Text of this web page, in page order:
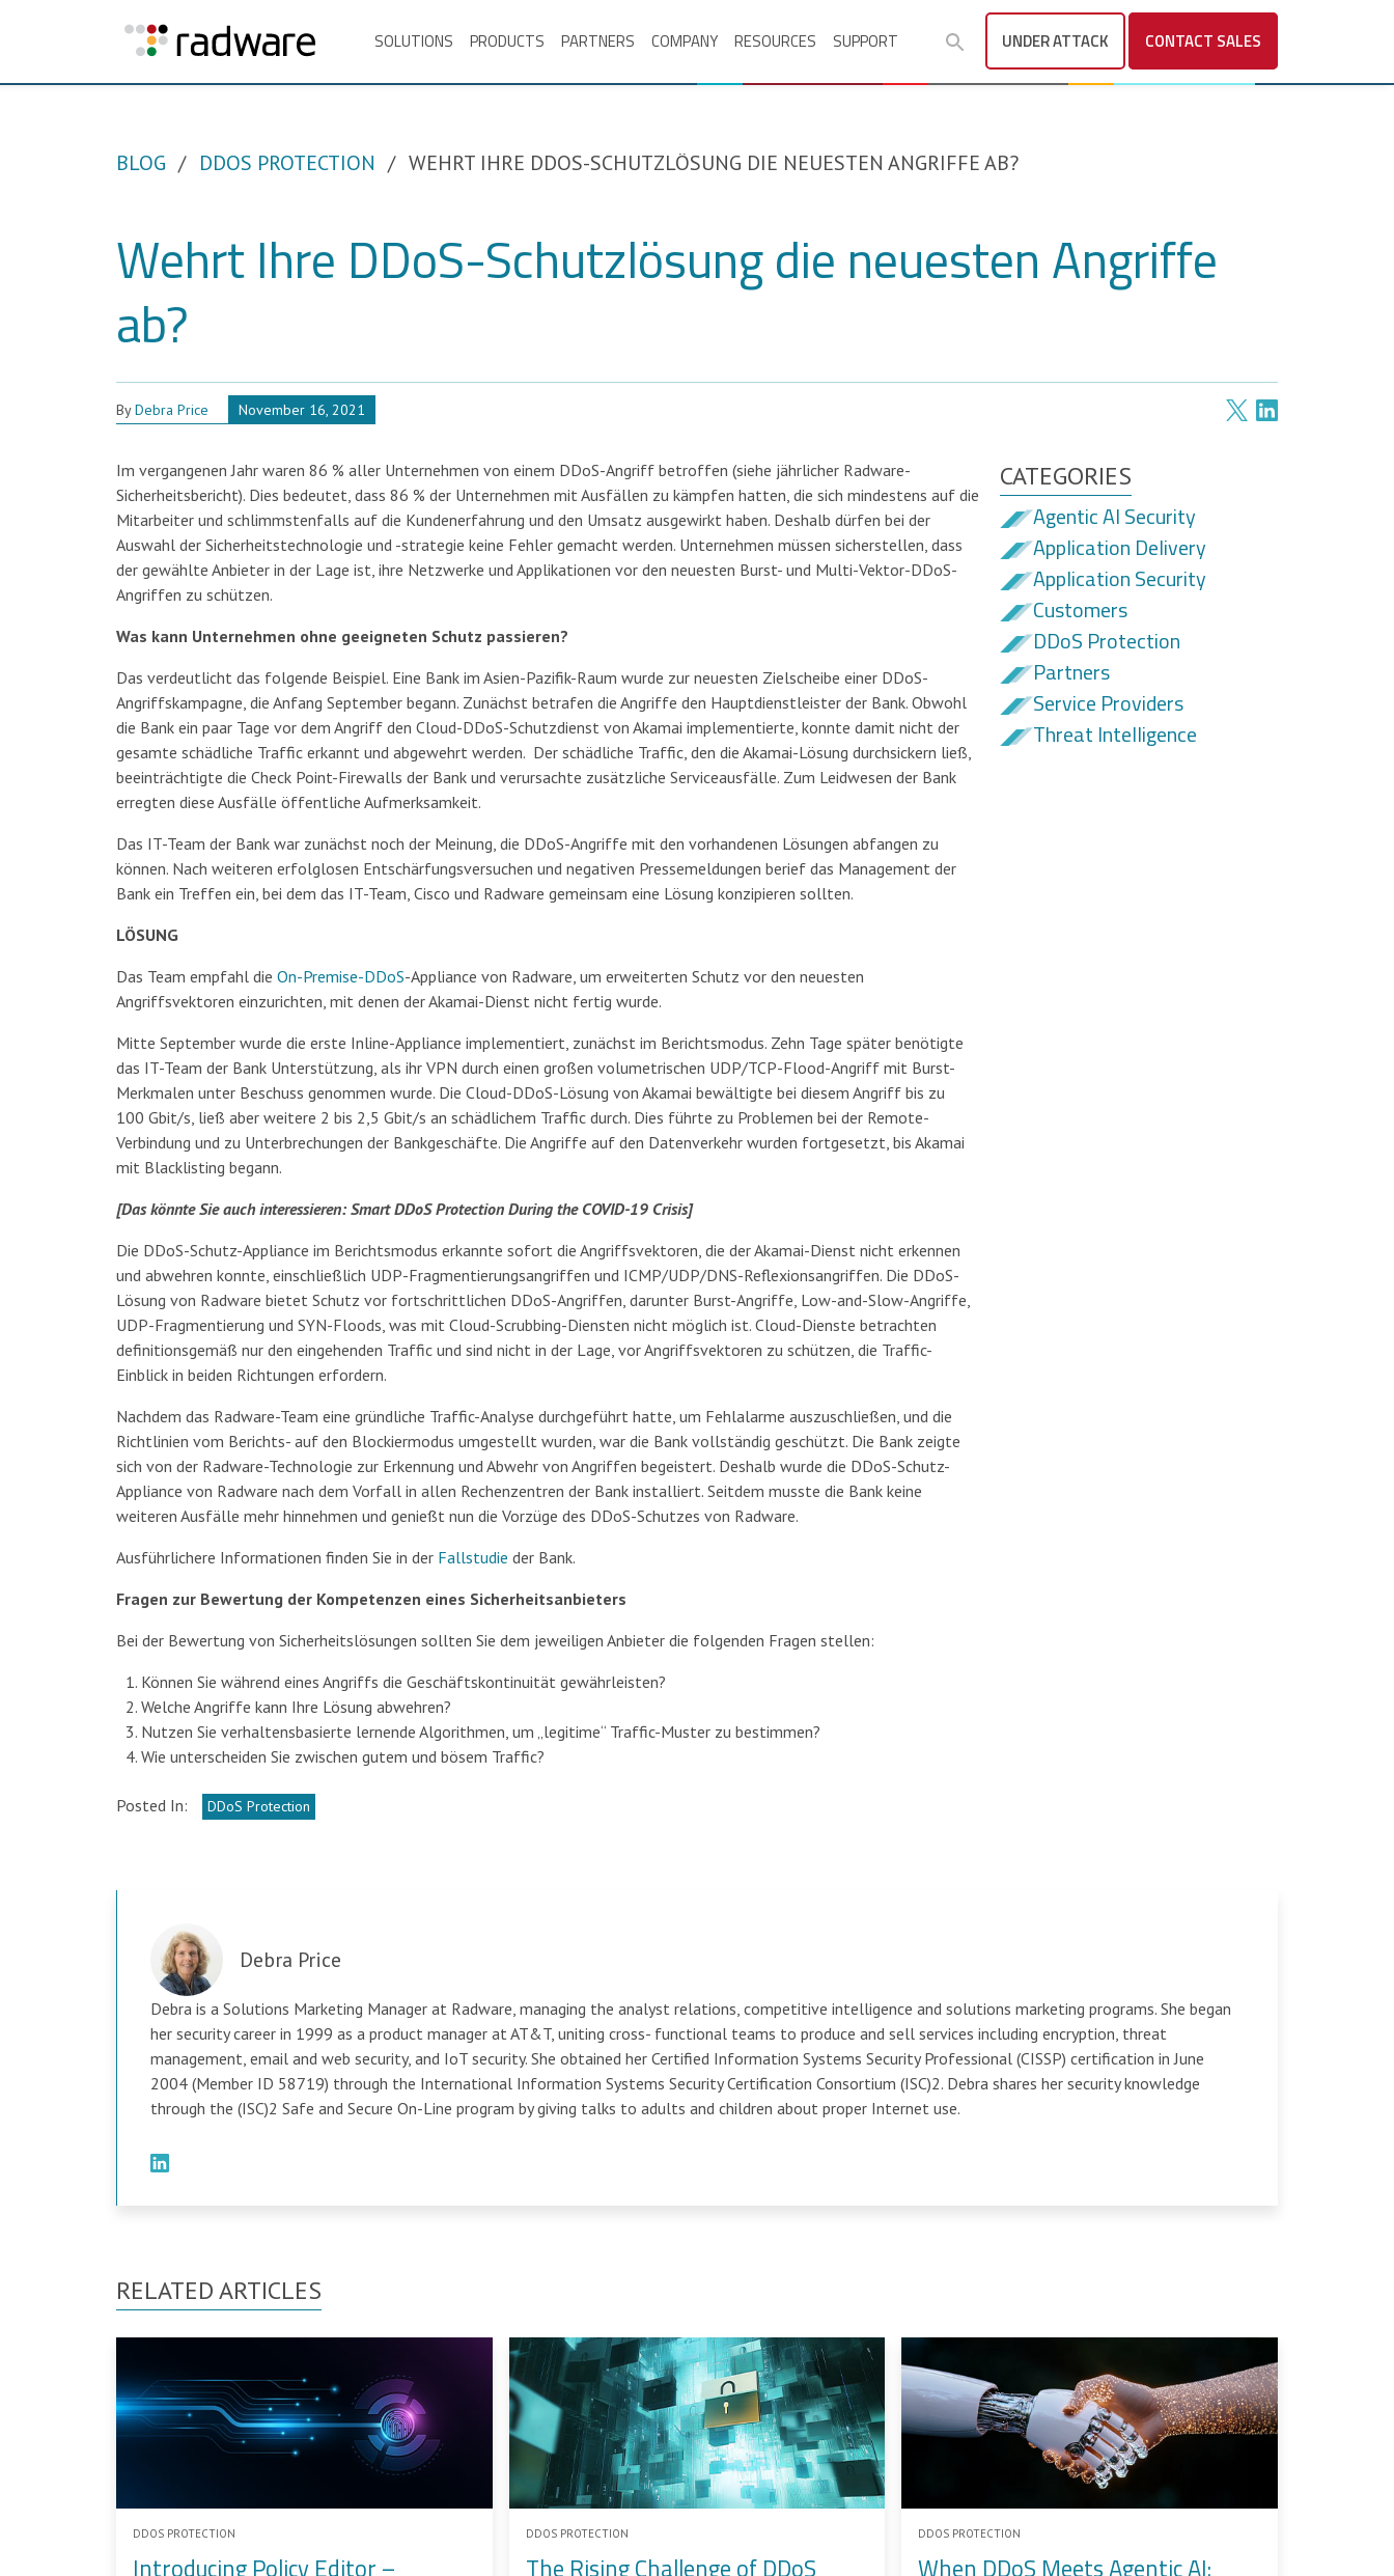
SOLUTIONS PRODUCTS PARTNERS COMPANY RESOURCES SUPPORT UNDER ATTACK CONTACT SALES
BLOG DDOS PROTECTION WEHRT IHRE DDOS-SCHUTZLÖSUNG DIE NEUESTEN ANGRIFFE AB?
Wehrt Ihre DDoS-Schutzlösung die neuesten Angriffe
ab?
ByDebra Price November 16, 2021
Im vergangenen Jahr waren 86 % aller Unternehmen von einem DDoS-Angriff betroffen (siehe jährlicher Radware-
Sicherheitsbericht). Dies bedeutet, dass 86 % der Unternehmen mit Ausfällen zu kämpfen hatten, die sich mindestens auf die
Mitarbeiter und schlimmstenfalls auf die Kundenerfahrung und den Umsatz ausgewirkt haben. Deshalb dürfen bei der
Auswahl der Sicherheitstechnologie und -strategie keine Fehler gemacht werden. Unternehmen müssen sicherstellen, dass
der gewählte Anbieter in der Lage ist, ihre Netzwerke und Applikationen vor den neuesten Burst- und Multi-Vektor-DDoS-
Angriffen zu schützen.
Was kann Unternehmen ohne geeigneten Schutz passieren?
Das verdeutlicht das folgende Beispiel. Eine Bank im Asien-Pazifik-Raum wurde zur neuesten Zielscheibe einer DDoS-
Angriffskampagne, die Anfang September begann. Zunächst betrafen die Angriffe den Hauptdienstleister der Bank. Obwohl
die Bank ein paar Tage vor dem Angriff den Cloud-DDoS-Schutzdienst von Akamai implementierte, konnte damit nicht der
gesamte schädliche Traffic erkannt und abgewehrt werden. Der schädliche Traffic, den die Akamai-Lösung durchsickern ließ,
beeinträchtigte die Check Point-Firewalls der Bank und verursachte zusätzliche Serviceausfälle. Zum Leidwesen der Bank
erregten diese Ausfälle öffentliche Aufmerksamkeit.
Das IT-Team der Bank war zunächst noch der Meinung, die DDoS-Angriffe mit den vorhandenen Lösungen abfangen zu
können. Nach weiteren erfolglosen Entschärfungsversuchen und negativen Pressemeldungen berief das Management der
Bank ein Treffen ein, bei dem das IT-Team, Cisco und Radware gemeinsam eine Lösung konzipieren sollten.
LÖSUNG
Das Team empfahl dieOn-Premise-DDoS-Appliance von Radware, um erweiterten Schutz vor den neuesten
Angriffsvektoren einzurichten, mit denen der Akamai-Dienst nicht fertig wurde.
Mitte September wurde die erste Inline-Appliance implementiert, zunächst im Berichtsmodus. Zehn Tage später benötigte
das IT-Team der Bank Unterstützung, als ihr VPN durch einen großen volumetrischen UDP/TCP-Flood-Angriff mit Burst-
Merkmalen unter Beschuss genommen wurde. Die Cloud-DDoS-Lösung von Akamai bewältigte bei diesem Angriff bis zu
100 Gbit/s, ließ aber weitere 2 bis 2,5 Gbit/s an schädlichem Traffic durch. Dies führte zu Problemen bei der Remote-
Verbindung und zu Unterbrechungen der Bankgeschäfte. Die Angriffe auf den Datenverkehr wurden fortgesetzt, bis Akamai
mit Blacklisting begann.
[Das könnte Sie auch interessieren: Smart DDoS Protection During the COVID-19 Crisis]
Die DDoS-Schutz-Appliance im Berichtsmodus erkannte sofort die Angriffsvektoren, die der Akamai-Dienst nicht erkennen
und abwehren konnte, einschließlich UDP-Fragmentierungsangriffen und ICMP/UDP/DNS-Reflexionsangriffen. Die DDoS-
Lösung von Radware bietet Schutz vor fortschrittlichen DDoS-Angriffen, darunter Burst-Angriffe, Low-and-Slow-Angriffe,
UDP-Fragmentierung und SYN-Floods, was mit Cloud-Scrubbing-Diensten nicht möglich ist. Cloud-Dienste betrachten
definitionsgemäß nur den eingehenden Traffic und sind nicht in der Lage, vor Angriffsvektoren zu schützen, die Traffic-
Einblick in beiden Richtungen erfordern.
Nachdem das Radware-Team eine gründliche Traffic-Analyse durchgeführt hatte, um Fehlalarme auszuschließen, und die
Richtlinien vom Berichts- auf den Blockiermodus umgestellt wurden, war die Bank vollständig geschützt. Die Bank zeigte
sich von der Radware-Technologie zur Erkennung und Abwehr von Angriffen begeistert. Deshalb wurde die DDoS-Schutz-
Appliance von Radware nach dem Vorfall in allen Rechenzentren der Bank installiert. Seitdem musste die Bank keine
weiteren Ausfälle mehr hinnehmen und genießt nun die Vorzüge des DDoS-Schutzes von Radware.
Ausführlichere Informationen finden Sie in der Fallstudie der Bank.
Fragen zur Bewertung der Kompetenzen eines Sicherheitsanbieters
Bei der Bewertung von Sicherheitslösungen sollten Sie dem jeweiligen Anbieter die folgenden Fragen stellen:
Können Sie während eines Angriffs die Geschäftskontinuität gewährleisten?
Welche Angriffe kann Ihre Lösung abwehren?
Nutzen Sie verhaltensbasierte lernende Algorithmen, um „legitime“ Traffic-Muster zu bestimmen?
Wie unterscheiden Sie zwischen gutem und bösem Traffic?
Posted In: DDoS Protection
CATEGORIES
Agentic AI Security
Application Delivery
Application Security
Customers
DDoS Protection
Partners
Service Providers
Threat Intelligence
Debra Price
Debra is a Solutions Marketing Manager at Radware, managing the analyst relations, competitive intelligence and solutions marketing programs. She began
her security career in 1999 as a product manager at AT&T, uniting cross- functional teams to produce and sell services including encryption, threat
management, email and web security, and IoT security. She obtained her Certified Information Systems Security Professional (CISSP) certification in June
2004 (Member ID 58719) through the International Information Systems Security Certification Consortium (ISC)2. Debra shares her security knowledge
through the (ISC)2 Safe and Secure On-Line program by giving talks to adults and children about proper Internet use.
RELATED ARTICLES
DDOS PROTECTION
Introducing Policy Editor –
DDOS PROTECTION
The Rising Challenge of DDoS
DDOS PROTECTION
When DDoS Meets Agentic AI: